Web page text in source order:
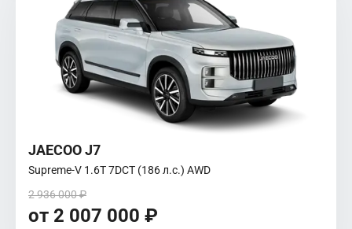
JAECOO J7
Supreme-V 1.6T 7DCT (186 л.с.) AWD
2 936 000 ₽
от 2 007 000 ₽